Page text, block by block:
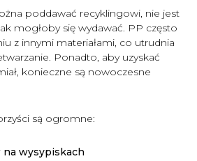
poddawać recyklingowi, nie jest
mogłoby się wydawać. PP często
z innymi materiałami, co utrudnia
Ponadto, aby uzyskać
konieczne są nowoczesne
są ogromne:
wysypiskach